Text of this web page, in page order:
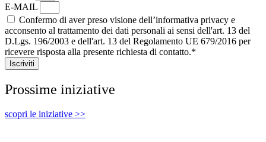
E-MAIL
Confermo di aver preso visione dell’informativa privacy e
acconsento al trattamento dei dati personali ai sensi dell'art. 13 del
D.Lgs. 196/2003 e dell'art. 13 del Regolamento UE 679/2016 per
ricevere risposta alla presente richiesta di contatto.*
Iscriviti
Prossime iniziative
scopri le iniziative >>